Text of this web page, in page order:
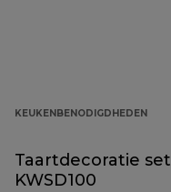
KEUKENBENODIGDHEDEN
Taartdecoratie set
KWSD100